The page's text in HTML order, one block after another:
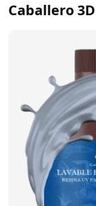
Caballero